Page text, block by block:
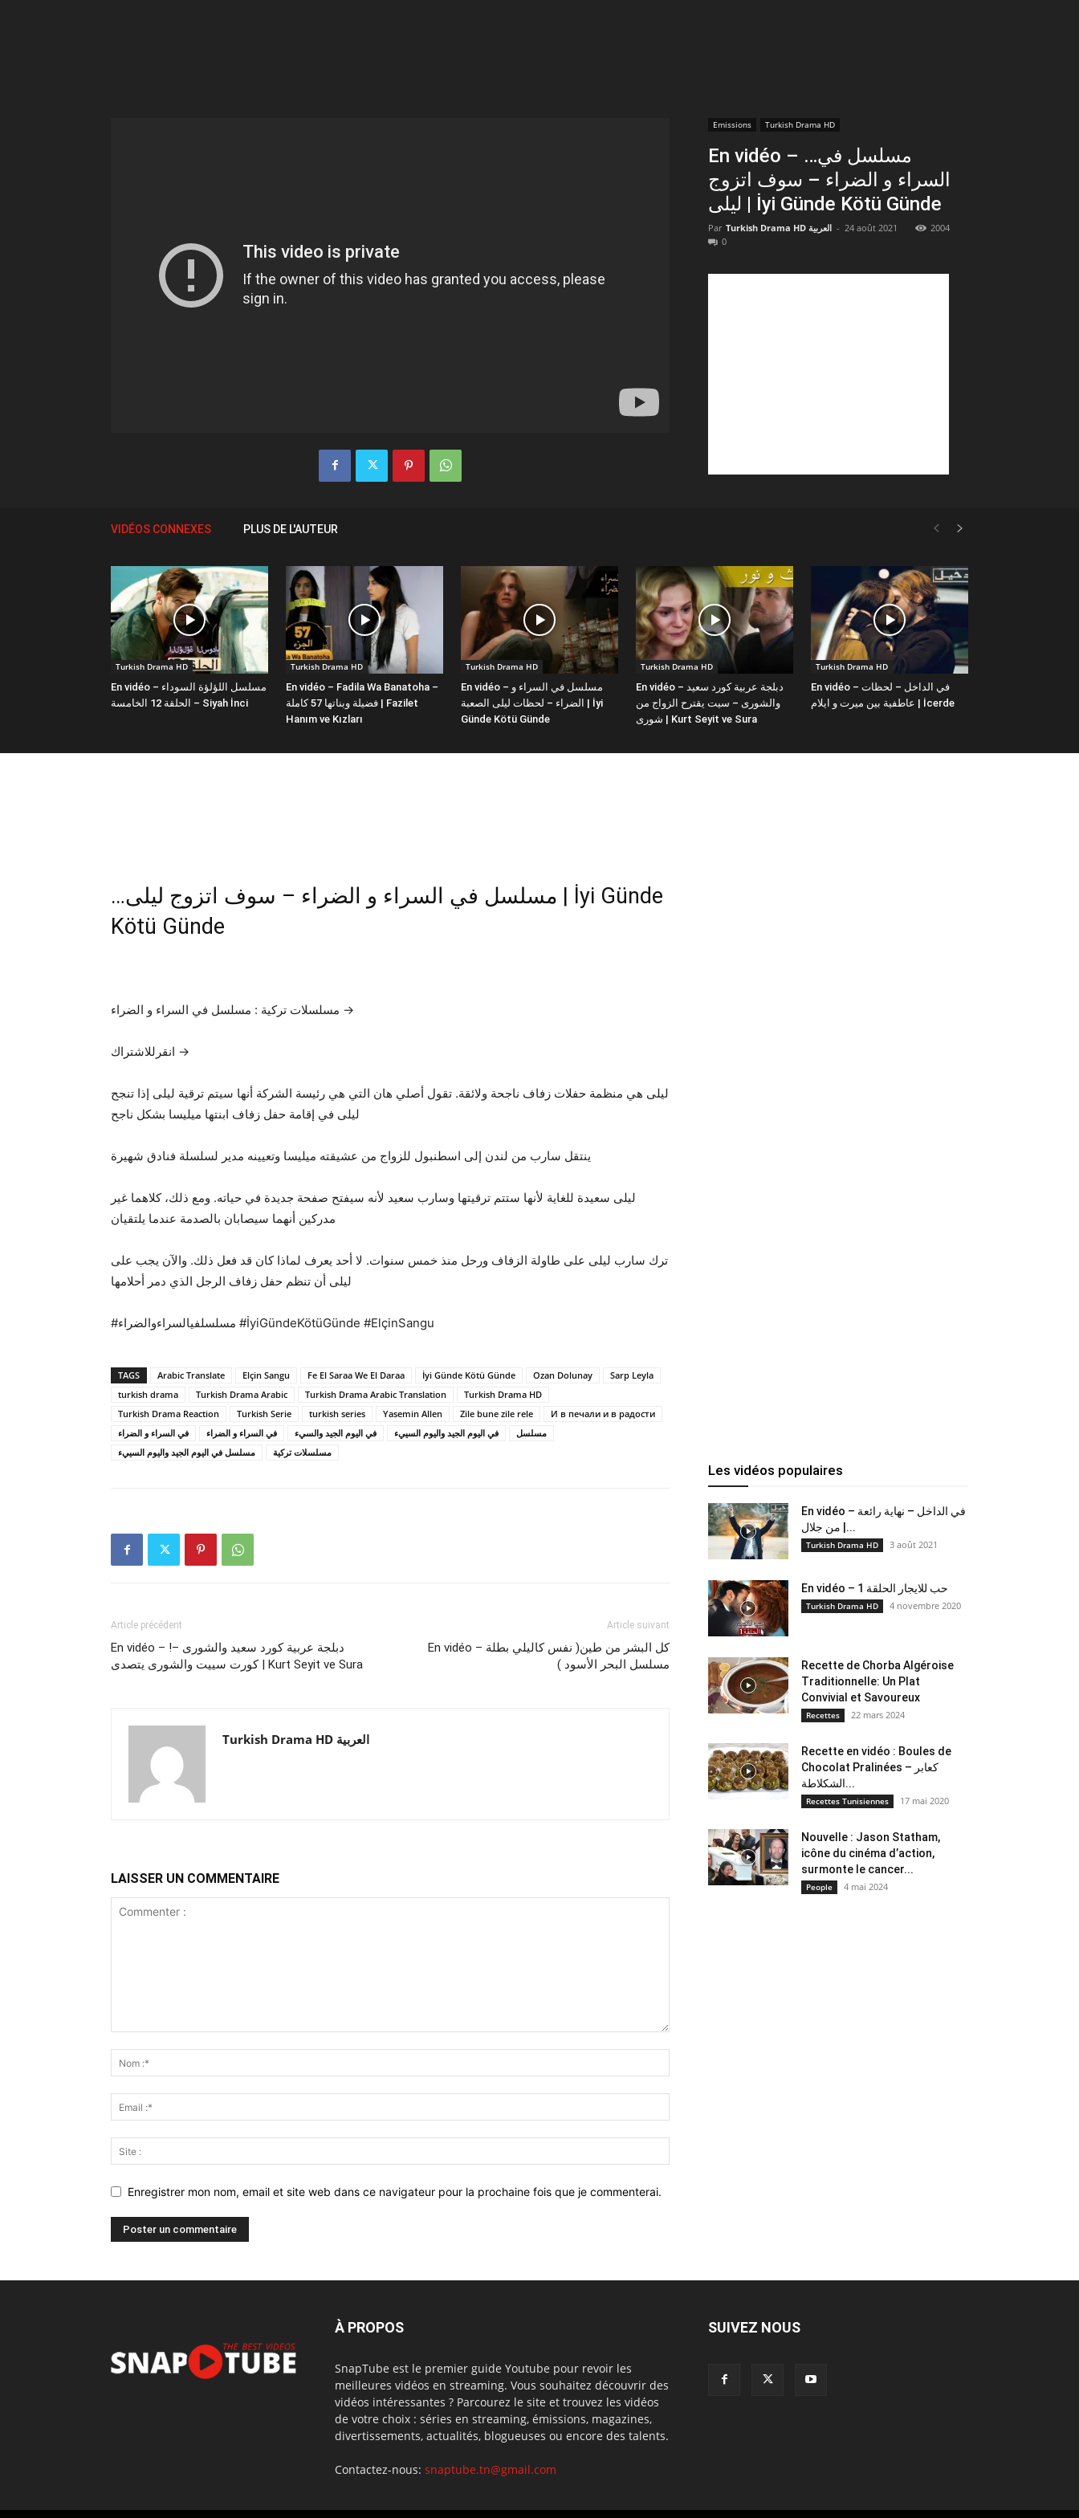
Emissions Turkish Drama HD
En vidéo – …مسلسل في
السراء و الضراء – سوف اتزوج
ليلى | İyi Günde Kötü Günde
Par Turkish Drama HD العربية - 24 août 2021
2004
0
VIDÉOS CONNEXES PLUS DE L'AUTEUR
Turkish Drama HD
En vidéo – مسلسل اللؤلؤة السوداء
الحلقة 12 الخامسة – Siyah İnci
Turkish Drama HD
En vidéo – Fadila Wa Banatoha –
فضيلة وبناتها 57 كاملة | Fazilet
Hanım ve Kızları
Turkish Drama HD
En vidéo – مسلسل في السراء و
الضراء – لحظات ليلى الصعبة | İyi
Günde Kötü Günde
Turkish Drama HD
En vidéo – دبلجة عربية كورد سعيد
والشورى – سيت يقترح الزواج من
شورى | Kurt Seyit ve Sura
Turkish Drama HD
En vidéo – في الداخل – لحظات
عاطفية بين ميرت و ايلام | İcerde
…مسلسل في السراء و الضراء – سوف اتزوج ليلى | İyi Günde
Kötü Günde
مسلسلات تركية : مسلسل في السراء و الضراء →
انقرللاشتراك →
ليلى هي منظمة حفلات زفاف ناجحة ولائقة. تقول أصلي هان التي هي رئيسة الشركة أنها سيتم ترقية ليلى إذا تنجح
ليلى في إقامة حفل زفاف ابنتها ميليسا بشكل ناجح
ينتقل سارب من لندن إلى اسطنبول للزواج من عشيقته ميليسا وتعيينه مدير لسلسلة فنادق شهيرة
ليلى سعيدة للغاية لأنها ستتم ترقيتها وسارب سعيد لأنه سيفتح صفحة جديدة في حياته. ومع ذلك، كلاهما غير
مدركين أنهما سيصابان بالصدمة عندما يلتقيان
ترك سارب ليلى على طاولة الزفاف ورحل منذ خمس سنوات. لا أحد يعرف لماذا كان قد فعل ذلك. والآن يجب على
ليلى أن تنظم حفل زفاف الرجل الذي دمر أحلامها
#مسلسلفيالسراءوالضراء #İyiGündeKötüGünde #ElçinSangu
TAGS Arabic Translate Elçin Sangu Fe El Saraa We El Daraa İyi Günde Kötü Günde Ozan Dolunay
Sarp Leyla
turkish drama
Turkish Drama Arabic Turkish Drama Arabic Translation
Turkish Drama HD
Turkish Drama Reaction
Turkish Serie turkish series Yasemin Allen Zile bune zile rele
И в печали и в радости
في السراء و الضراء
في اليوم الجيد والسيء في اليوم الجيد واليوم السييء
مسلسل
مسلسل في اليوم الجيد واليوم السييء
مسلسلات تركية
Article précédent
En vidéo – !دبلجة عربية كورد سعيد والشورى –
كورت سييت والشورى يتصدى | Kurt Seyit ve Sura
Article suivant
En vidéo – كل البشر من طين( نفس كاليلي بطلة
مسلسل البحر الأسود )
Turkish Drama HD العربية
LAISSER UN COMMENTAIRE
Enregistrer mon nom, email et site web dans ce navigateur pour la prochaine fois que je commenterai.
Les vidéos populaires
En vidéo – في الداخل – نهاية رائعة
من جلال |...
Turkish Drama HD 3 août 2021
En vidéo – حب للايجار الحلقة 1
Turkish Drama HD 4 novembre 2020
Recette de Chorba Algéroise
Traditionnelle: Un Plat
Convivial et Savoureux
Recettes 22 mars 2024
Recette en vidéo : Boules de
Chocolat Pralinées – كعابر
الشكلاطة...
Recettes Tunisiennes 17 mai 2020
Nouvelle : Jason Statham,
icône du cinéma d’action,
surmonte le cancer...
People 4 mai 2024
À PROPOS
SnapTube est le premier guide Youtube pour revoir les
meilleures vidéos en streaming. Vous souhaitez découvrir des
vidéos intéressantes ? Parcourez le site et trouvez les vidéos
de votre choix : séries en streaming, émissions, magazines,
divertissements, actualités, blogueuses ou encore des talents.
Contactez-nous: snaptube.tn@gmail.com
SUIVEZ NOUS